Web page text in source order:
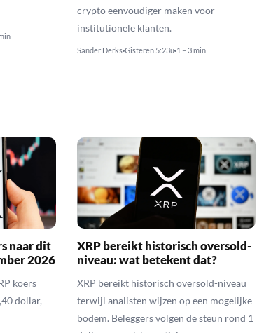
crypto eenvoudiger maken voor
institutionele klanten.
Sander Derks Gisteren 5:23u 1 – 3 min
naar dit
2026
koers
dollar,
XRP bereikt historisch oversold-
niveau: wat betekent dat?
XRP bereikt historisch oversold-niveau
terwijl analisten wijzen op een mogelijke
bodem. Beleggers volgen de steun rond 1